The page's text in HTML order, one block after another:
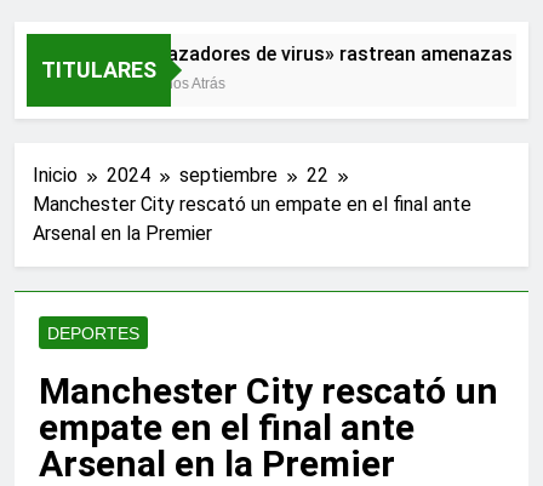
TITULARES
«Cazadores de virus» rastrean amenazas
2 Años Atrás
Inicio 2024 septiembre
22
Manchester City rescató un empate en el final ante
Arsenal en la Premier
DEPORTES
Manchester City rescató un
empate en el final ante
Arsenal en la Premier